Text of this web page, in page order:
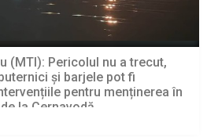
(MTI): Pericolul nu a trecut,
și barjele pot fi
pentru menținerea în
la Cernavodă